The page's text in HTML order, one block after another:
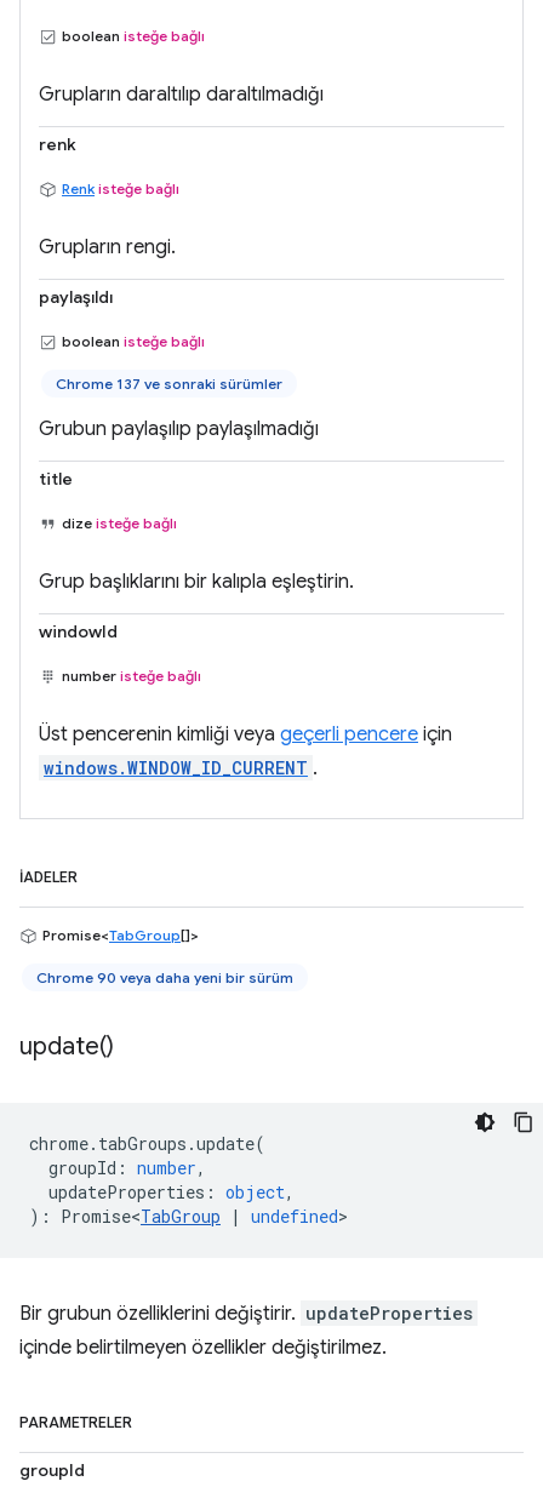
boolean isteğe bağlı
Grupların daraltılıp daraltılmadığı
renk
Renk isteğe bağlı
Grupların rengi.
paylaşıldı
boolean isteğe bağlı
Chrome 137 ve sonraki sürümler
Grubun paylaşılıp paylaşılmadığı
title
dize isteğe bağlı
Grup başlıklarını bir kalıpla eşleştirin.
windowId
number isteğe bağlı
Üst pencerenin kimliği veya geçerli pencere için
windows.WINDOW_ID_CURRENT .
İADELER
Promise<TabGroup[]>
Chrome 90 veya daha yeni bir sürüm
update()
chrome. tabGroups .update(
groupId : number,
updateProperties : object,
) : Promise<TabGroup | undefined>
Bir grubun özelliklerini değiştirir. updateProperties
içinde belirtilmeyen özellikler değiştirilmez.
PARAMETRELER
groupId